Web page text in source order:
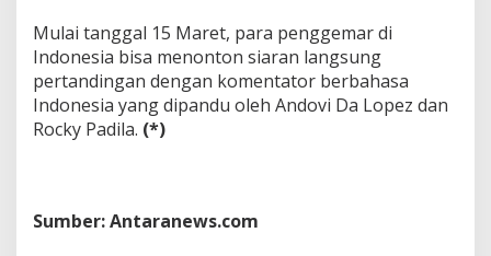
Mulai tanggal 15 Maret, para penggemar di
Indonesia bisa menonton siaran langsung
pertandingan dengan komentator berbahasa
Indonesia yang dipandu oleh Andovi Da Lopez dan
Rocky Padila. (*)
Sumber: Antaranews.com